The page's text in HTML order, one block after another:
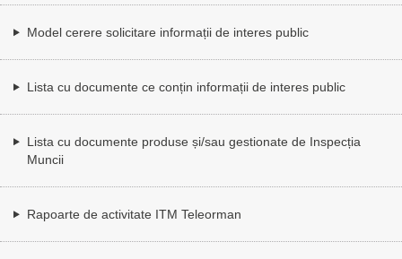
Model cerere solicitare informații de interes public
Lista cu documente ce conțin informații de interes public
Lista cu documente produse și/sau gestionate de Inspecția
Muncii
Rapoarte de activitate ITM Teleorman